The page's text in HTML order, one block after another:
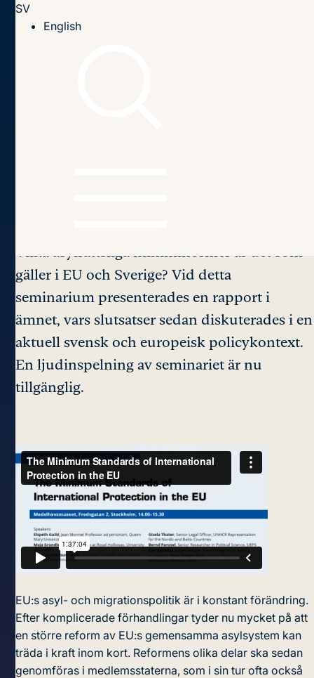
SV
English
gäller i EU och Sverige? Vid detta
seminarium presenterades en rapport i
ämnet, vars slutsatser sedan diskuterades i en
aktuell svensk och europeisk policykontext.
En ljudinspelning av seminariet är nu
tillgänglig.
EU:s asyl- och migrationspolitik är i konstant förändring.
Efter komplicerade förhandlingar tyder nu mycket på att
en större reform av EU:s gemensamma asylsystem kan
träda i kraft inom kort. Reformens olika delar ska sedan
genomföras i medlemsstaterna, som i sin tur ofta också